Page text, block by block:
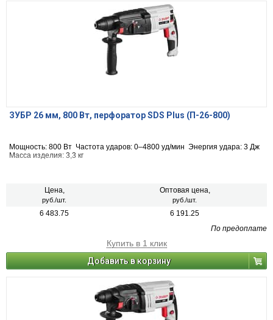
ЗУБР 26 мм, 800 Вт, перфоратор SDS Plus (П-26-800)
Мощность: 800 Вт Частота ударов: 0–4800 уд/мин Энергия удара: 3 Дж
Масса изделия: 3,3 кг
Цена,
руб./шт.
Оптовая цена,
руб./шт.
6 483.75
6 191.25
По предоплате
Купить в 1 клик
Добавить в корзину